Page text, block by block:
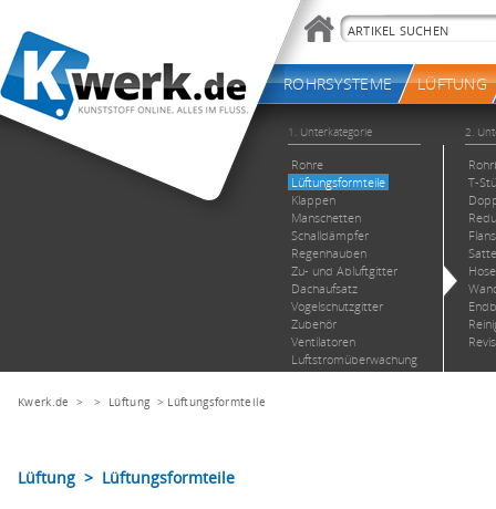
Kwerk.de > > Lüftung> Lüftungsformteile
Lüftung > Lüftungsformteile